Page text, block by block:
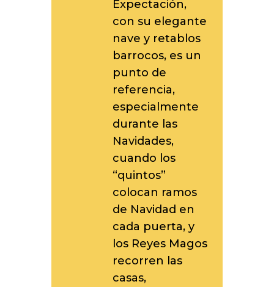
Expectación,
con su elegante
nave y retablos
barrocos, es un
punto de
referencia,
especialmente
durante las
Navidades,
cuando los
“quintos”
colocan ramos
de Navidad en
cada puerta, y
los Reyes Magos
recorren las
casas,